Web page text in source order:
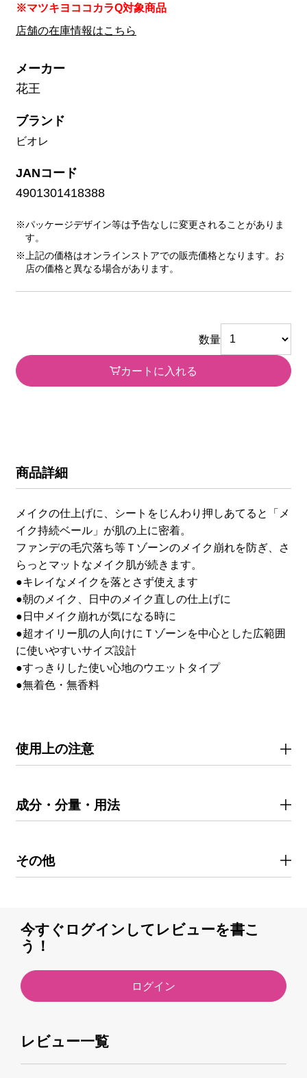
※マツキヨココカラQ対象商品
店舗の在庫情報はこちら
メーカー
花王
ブランド
ビオレ
JANコード
4901301418388
※パッケージデザイン等は予告なしに変更されることがありま
す。
※上記の価格はオンラインストアでの販売価格となります。お
店の価格と異なる場合があります。
数量
カートに入れる
商品詳細
メイクの仕上げに、シートをじんわり押しあてると「メ
イク持続ベール」が肌の上に密着。
ファンデの毛穴落ち等Ｔゾーンのメイク崩れを防ぎ、さ
らっとマットなメイク肌が続きます。
●キレイなメイクを落とさず使えます
●朝のメイク、日中のメイク直しの仕上げに
●日中メイク崩れが気になる時に
●超オイリー肌の人向けにＴゾーンを中心とした広範囲
に使いやすいサイズ設計
●すっきりした使い心地のウエットタイプ
●無着色・無香料
使用上の注意
成分・分量・用法
その他
今すぐログインしてレビューを書こ
う！
ログイン
レビュー一覧